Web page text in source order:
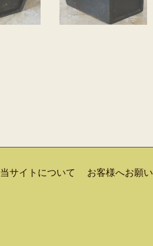
当サイトについて お客様へお願い